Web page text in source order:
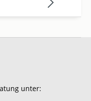
unter: